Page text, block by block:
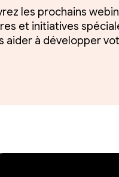
les prochains
et initiatives
aider à développer